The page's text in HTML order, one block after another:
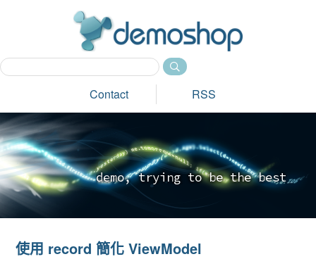
Contact RSS
demo, tryi ng to be the best_
使用 record 簡化 ViewModel